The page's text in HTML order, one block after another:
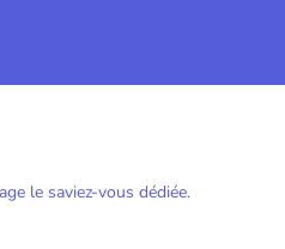
le saviez-vous dédiée.